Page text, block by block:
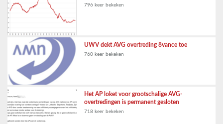
796 keer bekeken
UWV dekt AVG overtreding 8vance toe
760 keer bekeken
Het AP loket voor grootschalige AVG-
overtredingen is permanent gesloten
718 keer bekeken